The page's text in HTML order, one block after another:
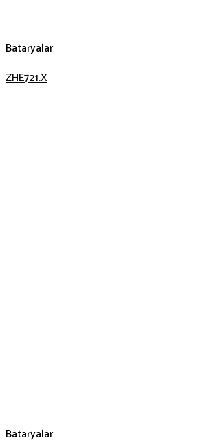
Bataryalar
ZHE721.X
Bataryalar